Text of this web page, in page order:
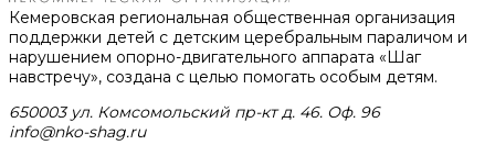
Кемеровская региональная общественная организация
поддержки детей с детским церебральным параличом и
нарушением опорно-двигательного аппарата «Шаг
навстречу», создана с целью помогать особым детям.
650003 ул. Комсомольский пр-кт д. 46. Оф. 96
info@nko-shag.ru